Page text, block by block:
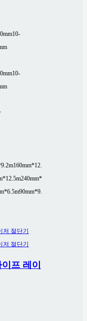
10-
10-
160mm*12.
240mm*
90mm*9.
프 레이